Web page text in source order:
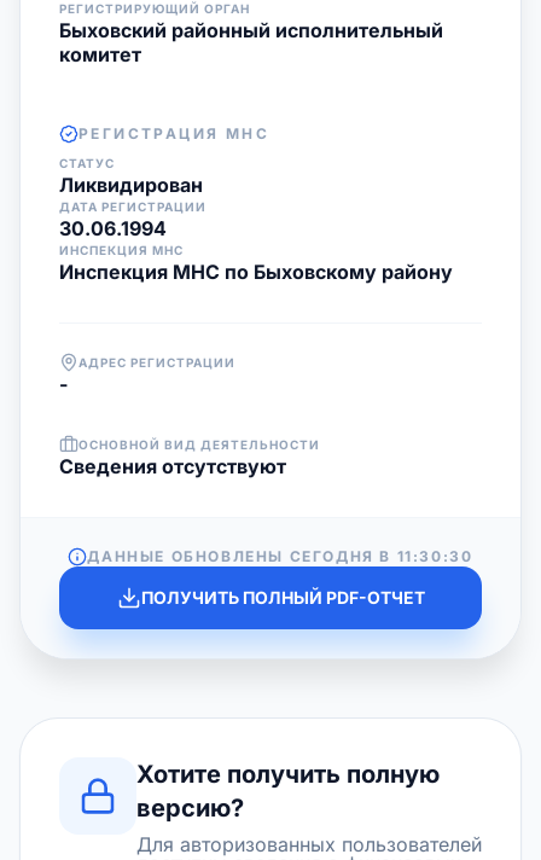
РЕГИСТРИРУЮЩИЙ ОРГАН
Быховский районный исполнительный
комитет
РЕГИСТРАЦИЯ МНС
СТАТУС
Ликвидирован
ДАТА РЕГИСТРАЦИИ
30.06.1994
ИНСПЕКЦИЯ МНС
Инспекция МНС по Быховскому району
АДРЕС РЕГИСТРАЦИИ
-
ОСНОВНОЙ ВИД ДЕЯТЕЛЬНОСТИ
Cведения отсутствуют
ДАННЫЕ ОБНОВЛЕНЫ СЕГОДНЯ В 11:30:30
ПОЛУЧИТЬ ПОЛНЫЙ PDF-ОТЧЕТ
Хотите получить полную
версию?
Для авторизованных пользователей